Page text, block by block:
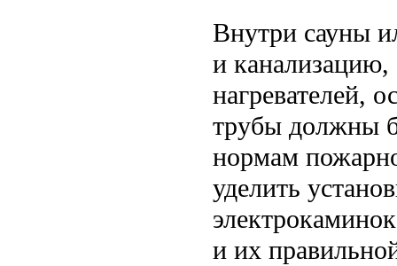
Внутри сауны
и канализацию,
нагревателей,
трубы должны
нормам
уделить
и их